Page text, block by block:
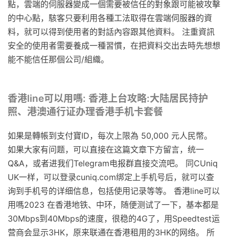
點，雲端的伺服器變成一個需要被信任的對象跟可能被攻擊
的中心點，駭客只要利用各種工法取得在雲端伺服器的資
料，就可以得到使用者的對話內容跟其他資料。 注重資訊
安全的使用者需要養成一種習慣，在把資料交出去時先想想
能不能信任那個公司/組織。
香港line可以用嗎: 香港上台攻略:大陆居民持护
照、港澳通行证办理香港手机卡套餐
如果是轉帳到支付寶ID，每次上限為 50,000 元人民幣。
如果大家有问题，可以直接在这篇文章下方留言，统一
Q&A，或者进我们Telegram电报群直接交流吧。 同CUniq
UK一样，可以登录cuniq.com绑定上手机号后，就可以查
询到手机号的详细信息，包括使用记录等等。 香港line可以
用嗎2023 在香港地铁、中环，随便测试了一下，基本都是
30Mbps到40Mbps的速度，很稳的4G了，用Speedtest运
营商会显示3HK，原来联通在香港租用的3HK的网络。 所